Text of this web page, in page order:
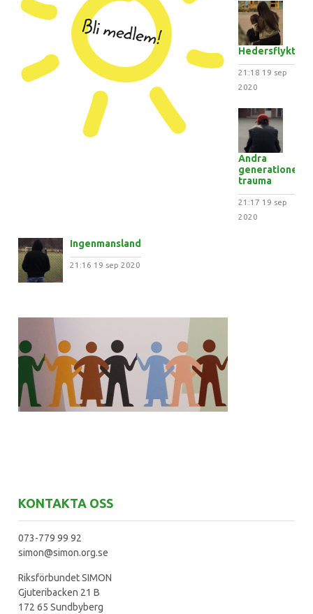
Hedersflykten
21:18 19 sep
2020
Andra
generationens
trauma
21:17 19 sep
2020
Ingenmansland
21:16 19 sep 2020
KONTAKTA OSS
073-779 99 92
simon@simon.org.se
Riksförbundet SIMON
Gjuteribacken 21 B
172 65 Sundbyberg